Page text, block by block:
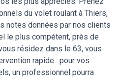
du volet roulant à Thiers,
notes données par nos clients
le plus compétent, près de
résidez dans le 63, vous
rapide : pour vos
un professionnel pourra